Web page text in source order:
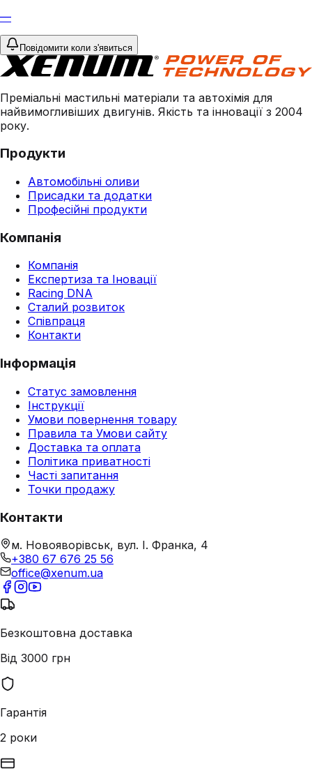
—
Повідомити коли з'явиться
Преміальні мастильні матеріали та автохімія для
найвимогливіших двигунів. Якість та інновації з 2004
року.
Продукти
Автомобільні оливи
Присадки та додатки
Професійні продукти
Компанія
Компанія
Експертиза та Іновації
Racing DNA
Сталий розвиток
Співпраця
Контакти
Інформація
Статус замовлення
Інструкції
Умови повернення товару
Правила та Умови сайту
Доставка та оплата
Політика приватності
Часті запитання
Точки продажу
Контакти
м. Новояворівськ, вул. І. Франка, 4
+380 67 676 25 56
office@xenum.ua
Безкоштовна доставка
Від 3000 грн
Гарантія
2 роки